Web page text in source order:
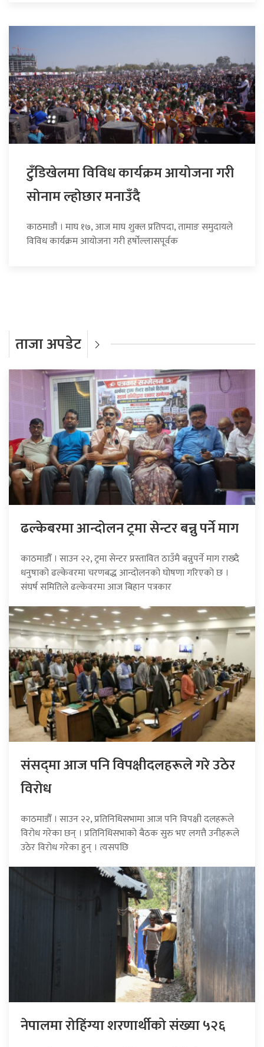
टुँडिखेलमा विविध कार्यक्रम आयोजना गरी
सोनाम ल्होछार मनाउँदै
काठमाडौं । माघ १७, आज माघ शुक्ल प्रतिपदा, तामाङ समुदायले
विविध कार्यक्रम आयोजना गरी हर्षोल्लासपूर्वक
ताजा अपडेट
ढल्केबरमा आन्दोलन ट्रमा सेन्टर बन्नु पर्ने माग
काठमाडौँ । साउन २२, ट्रमा सेन्टर प्रस्तावित ठाउँमै बन्नुपर्ने माग राख्दै
धनुषाको ढल्केवरमा चरणबद्ध आन्दोलनको घोषणा गरिएको छ ।
संघर्ष समितिले ढल्केवरमा आज बिहान पत्रकार
संसद्‍मा आज पनि विपक्षीदलहरूले गरे उठेर
विरोध
काठमाडौँ । साउन २२, प्रतिनिधिसभामा आज पनि विपक्षी दलहरूले
विरोध गरेका छन् । प्रतिनिधिसभाको बैठक सुरु भए लगत्तै उनीहरूले
उठेर विरोध गरेका हुन् । त्यसपछि
नेपालमा रोहिंग्या शरणार्थीको संख्या ५२६